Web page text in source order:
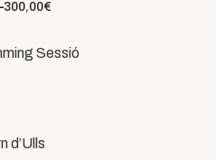
300,00€
Sessió
d’Ulls